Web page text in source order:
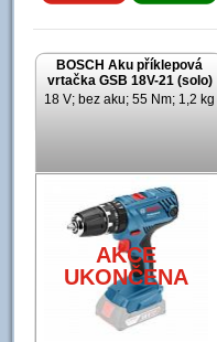
BOSCH Aku příklepová
vrtačka GSB 18V-21 (solo)
18 V; bez aku; 55 Nm; 1,2 kg
AKCE
UKONČENA